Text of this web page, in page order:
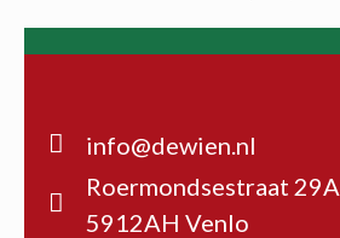
info@dewien.nl
Roermondsestraat 29A,
5912AH Venlo